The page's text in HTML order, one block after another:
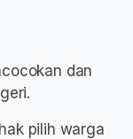
dan
pilih warga